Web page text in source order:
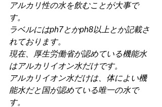
アルカリ性の水を飲むことが大事で
す。
ラベルにはph7とかph8以上とか記載さ
れております。
現在、厚生労働省が認めている機能水
はアルカリイオン水だけです。
アルカリイオン水だけは、体によい機
能水だと国が認めている唯一の水で
す。